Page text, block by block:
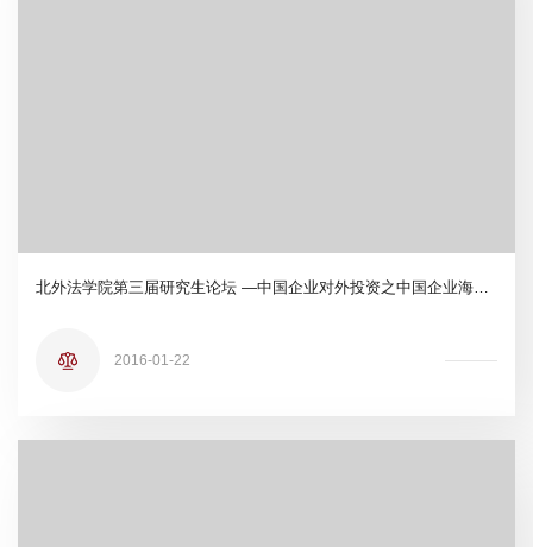
北外法学院第三届研究生论坛 —中国企业对外投资之中国企业海外并购
2016-01-22